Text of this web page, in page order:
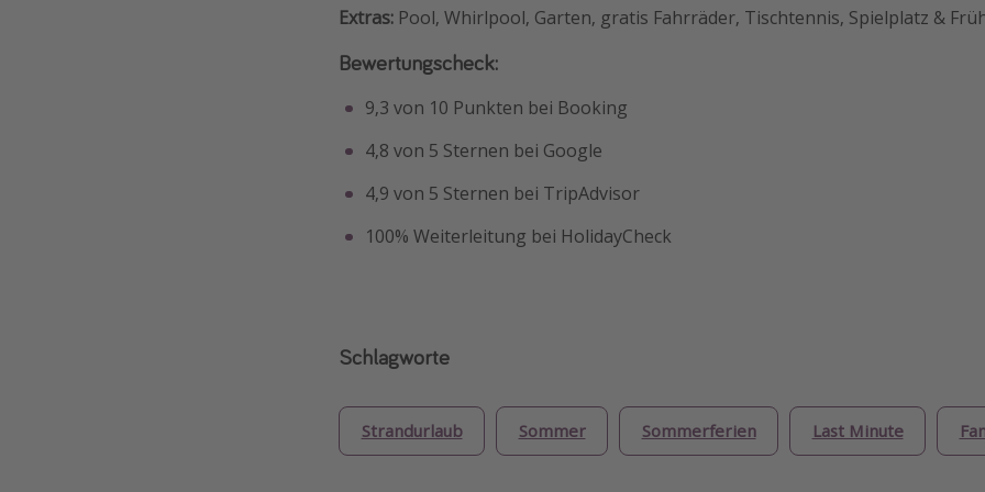
Extras: Pool, Whirlpool, Garten, gratis Fahrräder, Tischtennis, Spielplatz &
Bewertungscheck:
9,3 von 10 Punkten bei Booking
4,8 von 5 Sternen bei Google
4,9 von 5 Sternen bei TripAdvisor
100% Weiterleitung bei HolidayCheck
Schlagworte
Strandurlaub Sommer Sommerferien Last Minute